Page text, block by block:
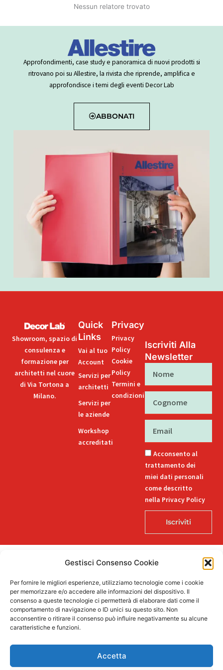
Gestisci Consenso Cookie
Per fornire le migliori esperienze, utilizziamo tecnologie come i cookie
per memorizzare e/o accedere alle informazioni del dispositivo. Il
consenso a queste tecnologie ci permetterà di elaborare dati come il
comportamento di navigazione o ID unici su questo sito. Non
acconsentire o ritirare il consenso può influire negativamente su alcune
caratteristiche e funzioni.
Accetta
Nessun relatore trovato
Approfondimenti, case study e panoramica di nuovi prodotti si
ritrovano poi su Allestire, la rivista che riprende, amplifica e
approfondisce i temi degli eventi Decor Lab
ABBONATI
Showroom, spazio di
consulenza e
formazione per
architetti nel cuore
di Via Tortona a
Milano.
Quick
Links
Vai al tuo
Account
Servizi per
architetti
Servizi per
le aziende
Workshop
accreditati
Privacy
Privacy
Policy
Cookie
Policy
Termini e
condizioni
Iscriviti Alla
Newsletter
Acconsento al
trattamento dei
miei dati personali
come descritto
nella Privacy Policy
Iscriviti
Buozzi 12, 39100 Bolzano – P.IVA/CF 02757850215
L
i
n
k
e
F
a
c
e
I
n
s
t
a
T
i
k
t
P
i
n
t
n. 71.06.2024.00548 Provvedimento concessivo: decreto del
12.11.2024, n. 18632/2024